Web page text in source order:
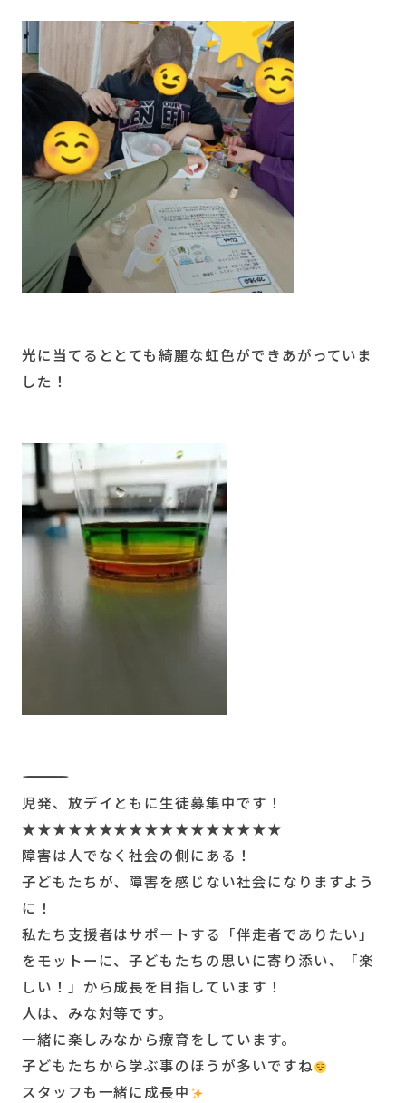
光に当てるととても綺麗な虹色ができあがっていま
した！
――――――――――――――――――――――――――
児発、放デイともに生徒募集中です！
★★★★★★★★★★★★★★★★★
障害は人でなく社会の側にある！
子どもたちが、障害を感じない社会になりますよう
に！
私たち支援者はサポートする「伴走者でありたい」
をモットーに、子どもたちの思いに寄り添い、「楽
しい！」から成長を目指しています！
人は、みな対等です。
一緒に楽しみなから療育をしています。
子どもたちから学ぶ事のほうが多いですね
スタッフも一緒に成長中